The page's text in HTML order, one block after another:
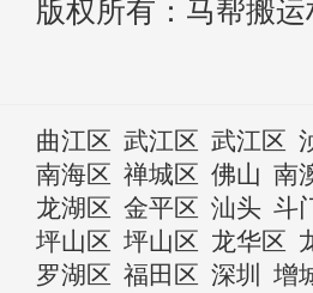
版权所有：马帮搬运
曲江区 武江区 武江区
南海区 禅城区 佛山 南
龙湖区 金平区 汕头 斗
坪山区 坪山区 龙华区
罗湖区 福田区 深圳 增